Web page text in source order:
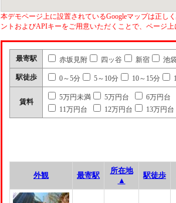
本デモページ上に設置されているGoogleマップは正し
ントおよびAPIキーをご用意いただくことで、ページ上
最寄駅 赤坂見附 四ッ谷 新宿 池
駅徒歩 0～5分 5～10分 10～15分
賃料
5万円未満 5万円台 6万円台
11万円台
12万円台 13万円台
外観 最寄駅
所在地
▲
駅徒歩